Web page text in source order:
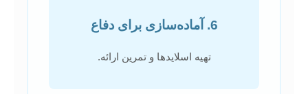
6. آماده‌سازی برای دفاع
تهیه اسلایدها و تمرین ارائه.